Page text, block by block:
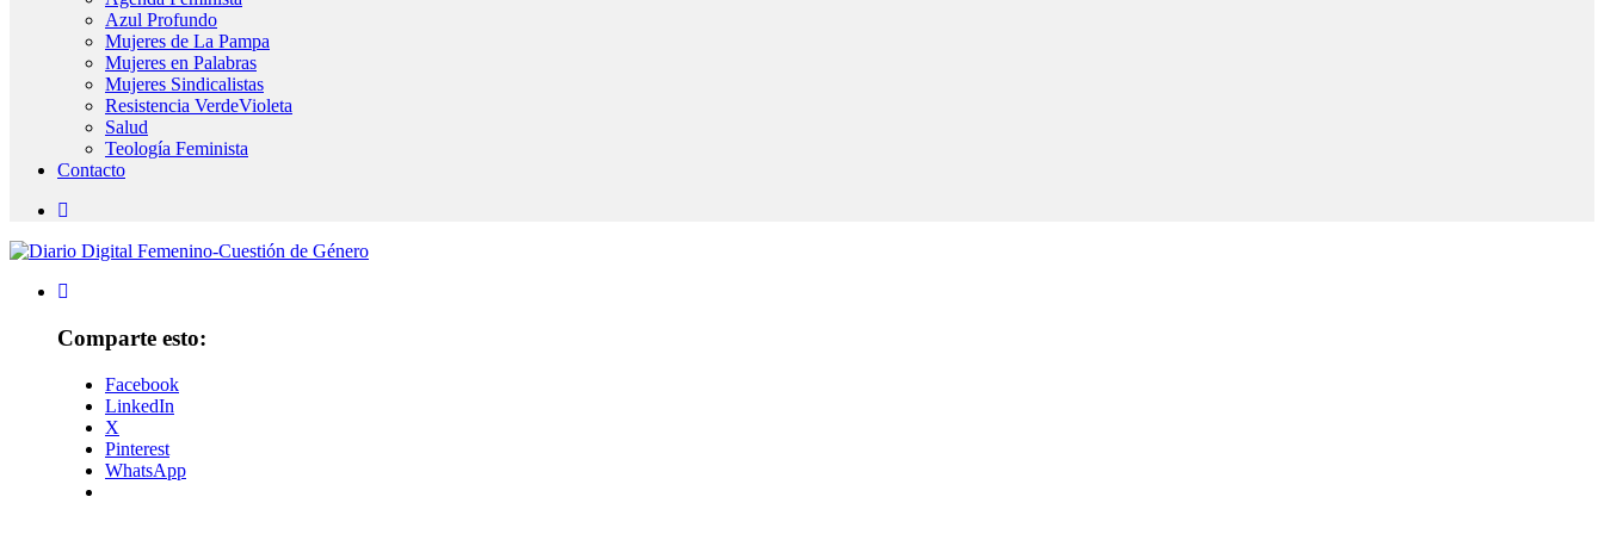
Azul Profundo
Mujeres de La Pampa
Mujeres en Palabras
Mujeres Sindicalistas
Resistencia VerdeVioleta
Salud
Teología Feminista
Contacto
Comparte esto:
Facebook
LinkedIn
X
Pinterest
WhatsApp